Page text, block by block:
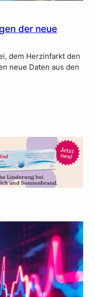
der neue
dem Herzinfarkt den
neue Daten aus den